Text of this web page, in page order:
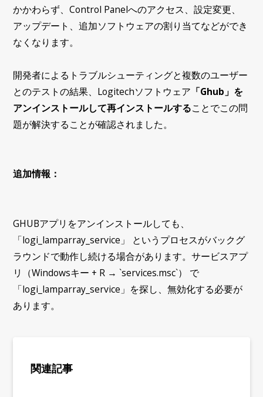
かかわらず、Control Panelへのアクセス、設定変更、
アップデート、追加ソフトウェアの割り当てなどができ
なくなります。
開発者によるトラブルシューティングと複数のユーザー
とのテストの結果、Logitechソフトウェア 「Ghub」を
アンインストールして再インストールすることでこの問
題が解決することが確認されました。
追加情報：
GHUBアプリをアンインストールしても、
「logi_lamparray_service」 というプロセスがバックグ
ラウンドで動作し続ける場合があります。サービスアプ
リ（Windowsキー + R → `services.msc`） で
「logi_lamparray_service」を探し、無効化する必要が
あります。
関連記事